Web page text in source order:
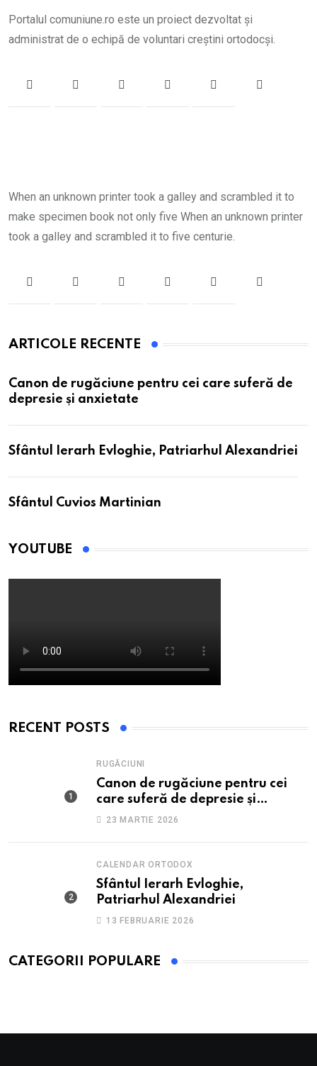
Portalul comuniune.ro este un proiect dezvoltat și
administrat de o echipă de voluntari creștini ortodocși.
When an unknown printer took a galley and scrambled it to
make specimen book not only five When an unknown printer
took a galley and scrambled it to five centurie.
ARTICOLE RECENTE
Canon de rugăciune pentru cei care suferă de
depresie și anxietate
Sfântul Ierarh Evloghie, Patriarhul Alexandriei
Sfântul Cuvios Martinian
YOUTUBE
RECENT POSTS
RUGĂCIUNI
Canon de rugăciune pentru cei
care suferă de depresie și
anxietate
23 MARTIE 2026
CALENDAR ORTODOX
Sfântul Ierarh Evloghie,
Patriarhul Alexandriei
13 FEBRUARIE 2026
CATEGORII POPULARE